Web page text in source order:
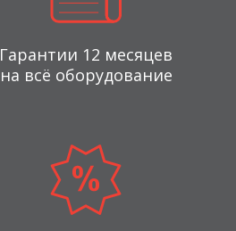
Гарантии 12 месяцев
на всё оборудование